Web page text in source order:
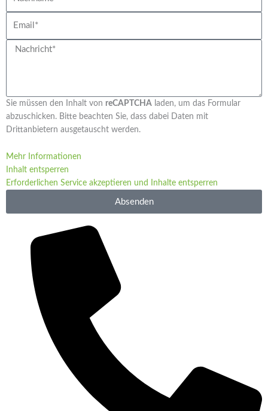
Nachricht
Sie müssen den Inhalt von reCAPTCHA laden, um das Formular
abzuschicken. Bitte beachten Sie, dass dabei Daten mit
Drittanbietern ausgetauscht werden.
Mehr Informationen
Inhalt entsperren
Erforderlichen Service akzeptieren und Inhalte entsperren
Absenden